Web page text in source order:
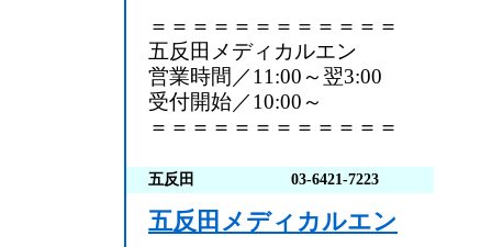
＝＝＝＝＝＝＝＝＝＝＝＝
五反田メディカルエン
営業時間／11:00～翌3:00
受付開始／10:00～
＝＝＝＝＝＝＝＝＝＝＝＝
五反田 03-6421-7223
五反田メディカルエン